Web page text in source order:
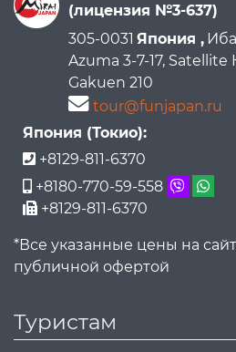
(лицензия №3-637)
305-0031 Япония ,
Azuma 3-7-17, Satellite
Gakuen 210
tour@funjapan.ru
Япония (Токио):
+8129-811-6370
+8180-770-59-558
+8129-811-6370
*Все указанные цены на
публичной офертой
Туристам